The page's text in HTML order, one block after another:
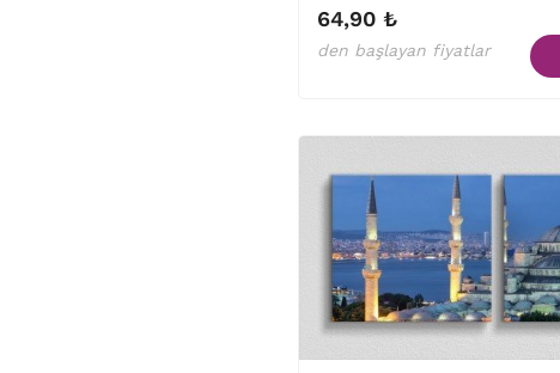
64,90 ₺
den başlayan fiyatlar